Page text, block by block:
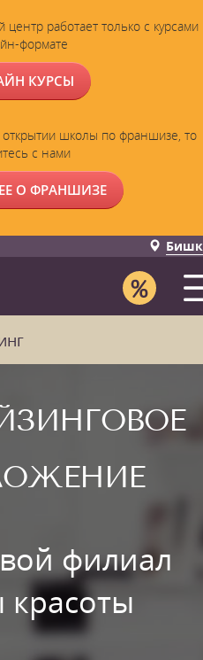
работает только с курсами
формате
КУРСЫ
школы по франшизе, то
с нами
О ФРАНШИЗЕ
филиал